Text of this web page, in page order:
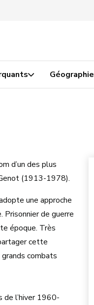
Géographie
d’un des plus
(1913-1978).
une approche
de guerre
époque. Très
cette
combats
de l’hiver 1960-